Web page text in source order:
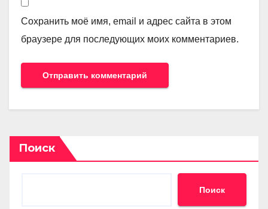
Сохранить моё имя, email и адрес сайта в этом
браузере для последующих моих комментариев.
Поиск
Поиск